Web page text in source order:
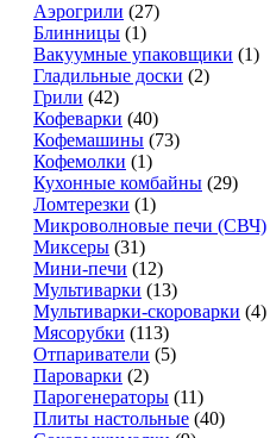
Аэрогрили (27)
Блинницы (1)
Вакуумные упаковщики (1)
Гладильные доски (2)
Грили (42)
Кофеварки (40)
Кофемашины (73)
Кофемолки (1)
Кухонные комбайны (29)
Ломтерезки (1)
Микроволновые печи (СВЧ)
Миксеры (31)
Мини-печи (12)
Мультиварки (13)
Мультиварки-скороварки (4)
Мясорубки (113)
Отпариватели (5)
Пароварки (2)
Парогенераторы (11)
Плиты настольные (40)